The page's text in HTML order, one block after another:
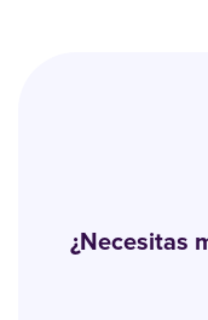
¿Necesitas